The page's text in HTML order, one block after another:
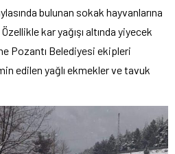
bulunan sokak hayvanlarına
kar yağışı altında yiyecek
Pozantı Belediyesi ekipleri
edilen yağlı ekmekler ve tavuk